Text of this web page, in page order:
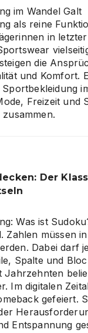
Chaos
im Wandel Galt
als reine
in
die
und Komfort.
Freizeit und
Der
Was ist
Zahlen müssen
Dabei darf
Spalte und
Jahrzehnten
Im digitalen
gefeiert.
Entspannung